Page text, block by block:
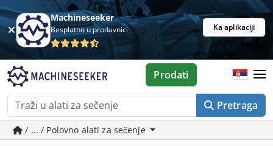
Machineseeker
Besplatno u prodavnici Ka aplikaciji
Pretraga
Prodati
/ ... / Polovno alati za sečenje